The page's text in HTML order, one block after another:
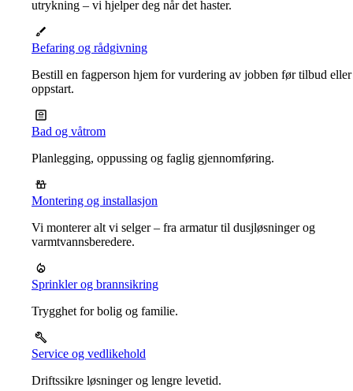
utrykning – vi hjelper deg når det haster.
Befaring og rådgivning
Bestill en fagperson hjem for vurdering av jobben før tilbud eller
oppstart.
Bad og våtrom
Planlegging, oppussing og faglig gjennomføring.
Montering og installasjon
Vi monterer alt vi selger – fra armatur til dusjløsninger og
varmtvannsberedere.
Sprinkler og brannsikring
Trygghet for bolig og familie.
Service og vedlikehold
Driftssikre løsninger og lengre levetid.